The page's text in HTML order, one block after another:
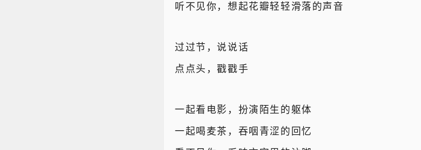
听不见你，想起花瓣轻轻滑落的声音
过过节，说说话
点点头，戳戳手
一起看电影，扮演陌生的躯体
一起喝麦茶，吞咽青涩的回忆